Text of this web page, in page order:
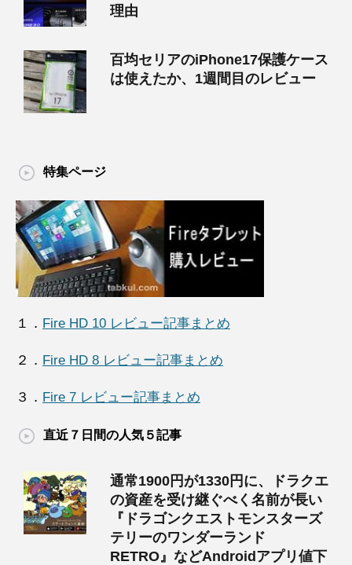
理由
百均セリアのiPhone17保護ケース
は使えたか、1週間目のレビュー
特集ページ
１． Fire HD 10 レビュー記事まとめ
２． Fire HD 8 レビュー記事まとめ
３． Fire 7 レビュー記事まとめ
直近７日間の人気５記事
通常1900円が1330円に、ドラクエ
の資産を受け継ぐべく名前が長い
『ドラゴンクエストモンスターズ
テリーのワンダーランド
RETRO』などAndroidアプリ値下